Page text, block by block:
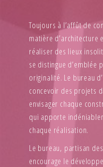
Toujours à l’affût de
matière d’architecture
réaliser des lieux
se distingue d’emblée
originalité. Le bureau
concevoir des projets
envisager chaque
qui apporte
chaque réalisation.
Le bureau, partisan
encourage le